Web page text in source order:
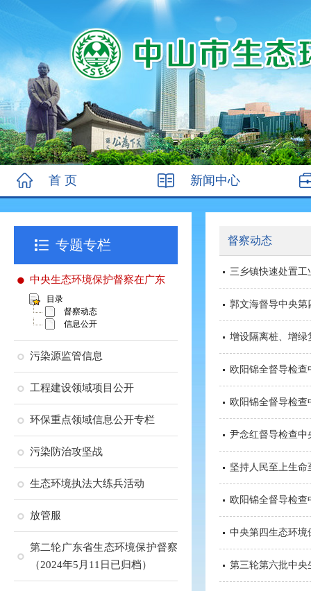
首 页 新闻中心
专题专栏
中央生态环境保护督察在广东
目录
督察动态
信息公开
污染源监管信息
工程建设领域项目公开
环保重点领域信息公开专栏
污染防治攻坚战
生态环境执法大练兵活动
放管服
第二轮广东省生态环境保护督察
（2024年5月11日已归档）
督察动态
三乡镇快速处置工
郭文海督导中央第
增设隔离桩、增
欧阳锦全督导检
欧阳锦全督导检
尹念红督导检查中
坚持人民至上生
欧阳锦全督导检
中央第四生态环境
第三轮第六批中央